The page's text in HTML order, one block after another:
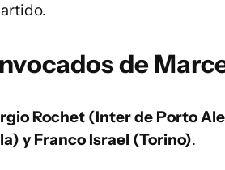
de
Rochet (Inter de Porto
yFranco Israel (Torino).